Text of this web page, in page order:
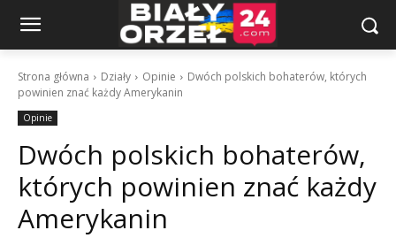
Strona główna Działy Opinie
Dwóch polskich bohaterów, których
powinien znać każdy Amerykanin
Opinie
Dwóch polskich bohaterów,
których powinien znać każdy
Amerykanin